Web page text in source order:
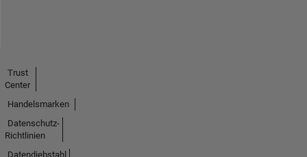
Trust
Center
Handelsmarken
Datenschutz-
Richtlinien
Datendiebstahl